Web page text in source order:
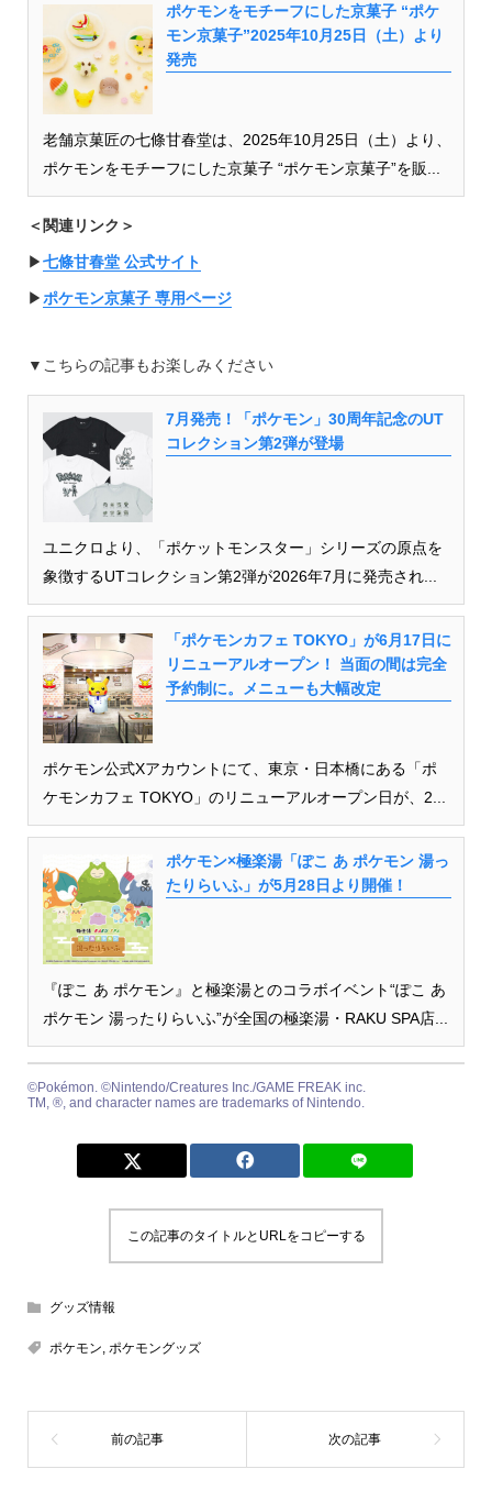
ポケモンをモチーフにした京菓子 “ポケ
モン京菓子”2025年10月25日（土）より
発売
老舗京菓匠の七條甘春堂は、2025年10月25日（土）より、
ポケモンをモチーフにした京菓子 “ポケモン京菓子”を販...
＜関連リンク＞
▶︎七條甘春堂 公式サイト
▶︎ ポケモン京菓子 専用ページ
▼こちらの記事もお楽しみください
7月発売！「ポケモン」30周年記念のUT
コレクション第2弾が登場
ユニクロより、「ポケットモンスター」シリーズの原点を
象徴するUTコレクション第2弾が2026年7月に発売され...
「ポケモンカフェ TOKYO」が6月17日に
リニューアルオープン！ 当面の間は完全
予約制に。メニューも大幅改定
ポケモン公式Xアカウントにて、東京・日本橋にある「ポ
ケモンカフェ TOKYO」のリニューアルオープン日が、2...
ポケモン×極楽湯「ぽこ あ ポケモン 湯っ
たりらいふ」が5月28日より開催！
『ぽこ あ ポケモン』と極楽湯とのコラボイベント“ぽこ あ
ポケモン 湯ったりらいふ”が全国の極楽湯・RAKU SPA店...
©Pokémon. ©Nintendo/Creatures Inc./GAME FREAK inc.
TM, ®, and character names are trademarks of Nintendo.
この記事のタイトルとURLをコピーする
グッズ情報
ポケモン, ポケモングッズ